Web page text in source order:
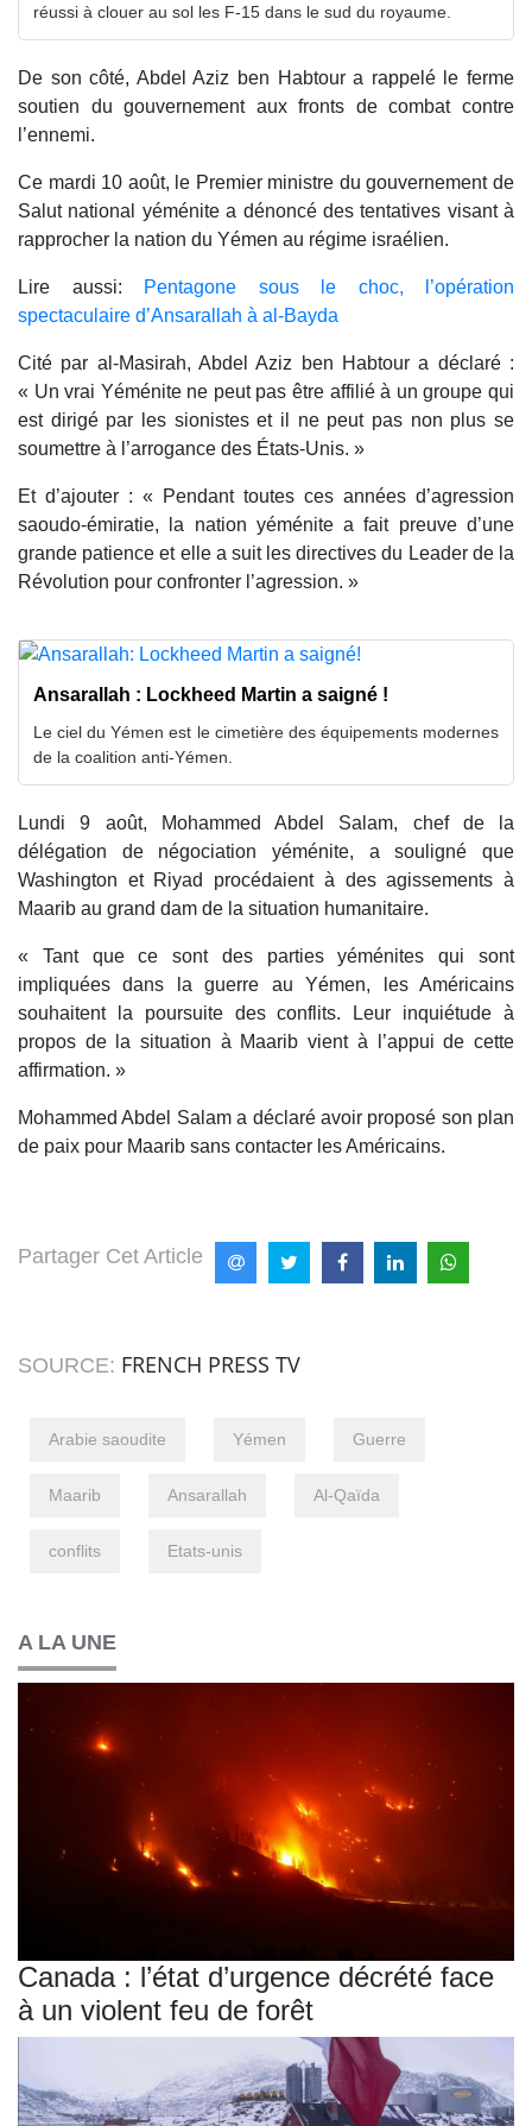
réussi à clouer au sol les F-15 dans le sud du royaume.
De son côté, Abdel Aziz ben Habtour a rappelé le ferme
soutien du gouvernement aux fronts de combat contre
l’ennemi.
Ce mardi 10 août, le Premier ministre du gouvernement de
Salut national yéménite a dénoncé des tentatives visant à
rapprocher la nation du Yémen au régime israélien.
Lire aussi:
Pentagone sous le choc, l’opération
spectaculaire d’Ansarallah à al-Bayda
Cité par al-Masirah, Abdel Aziz ben Habtour a déclaré :
« Un vrai Yéménite ne peut pas être affilié à un groupe qui
est dirigé par les sionistes et il ne peut pas non plus se
soumettre à l’arrogance des États-Unis. »
Et d’ajouter : « Pendant toutes ces années d’agression
saoudo-émiratie, la nation yéménite a fait preuve d’une
grande patience et elle a suit les directives du Leader de la
Révolution pour confronter l’agression. »
Ansarallah : Lockheed Martin a saigné !
Le ciel du Yémen est le cimetière des équipements modernes
de la coalition anti-Yémen.
Lundi 9 août, Mohammed Abdel Salam, chef de la
délégation de négociation yéménite, a souligné que
Washington et Riyad procédaient à des agissements à
Maarib au grand dam de la situation humanitaire.
« Tant que ce sont des parties yéménites qui sont
impliquées dans la guerre au Yémen, les Américains
souhaitent la poursuite des conflits. Leur inquiétude à
propos de la situation à Maarib vient à l’appui de cette
affirmation. »
Mohammed Abdel Salam a déclaré avoir proposé son plan
de paix pour Maarib sans contacter les Américains.
Partager Cet Article
SOURCE: FRENCH PRESS TV
Arabie saoudite Yémen Guerre
Maarib Ansarallah Al-Qaïda
conflits Etats-unis
A LA UNE
Canada : l’état d’urgence décrété face
à un violent feu de forêt